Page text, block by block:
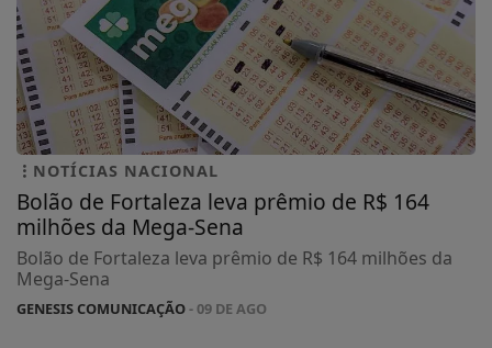
NOTÍCIAS NACIONAL
Bolão de Fortaleza leva prêmio de R$ 164
milhões da Mega-Sena
Bolão de Fortaleza leva prêmio de R$ 164 milhões da
Mega-Sena
GENESIS COMUNICAÇÃO- 09 DE AGO